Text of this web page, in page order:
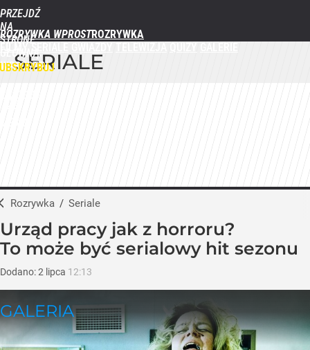
PRZEJDŹ
NA
STRONĘ
GŁÓWNĄ
WPROST.PL
ROZRYWKA WPROST
SERIALE
Rozrywka / Seriale
Urząd pracy jak z horroru?
To może być serialowy hit sezonu
Dodano:2 lipca 12:13